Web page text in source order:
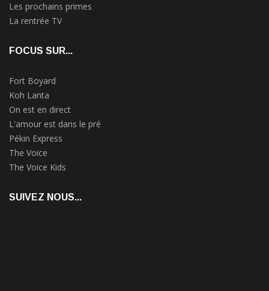
Les prochains primes
La rentrée TV
FOCUS SUR...
Fort Boyard
Koh Lanta
On est en direct
L'amour est dans le pré
Pékin Express
The Voice
The Voice Kids
SUIVEZ NOUS...